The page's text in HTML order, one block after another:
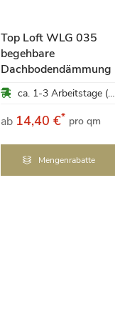
Top Loft WLG 035
begehbare
Dachbodendämmung
ca. 1-3 Arbeitstage (Mo-Fr)
ab 14,40 €* pro qm
Mengenrabatte